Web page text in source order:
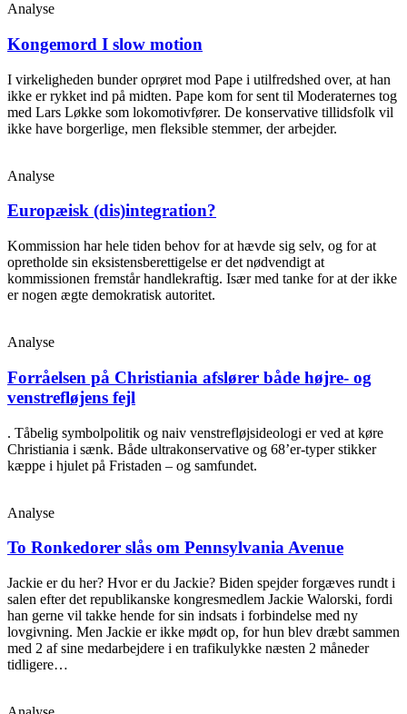
Analyse
Kongemord I slow motion
I virkeligheden bunder oprøret mod Pape i utilfredshed over, at han
ikke er rykket ind på midten. Pape kom for sent til Moderaternes tog
med Lars Løkke som lokomotivfører. De konservative tillidsfolk vil
ikke have borgerlige, men fleksible stemmer, der arbejder.
Analyse
Europæisk (dis)integration?
Kommission har hele tiden behov for at hævde sig selv, og for at
opretholde sin eksistensberettigelse er det nødvendigt at
kommissionen fremstår handlekraftig. Især med tanke for at der ikke
er nogen ægte demokratisk autoritet.
Analyse
Forråelsen på Christiania afslører både højre- og
venstrefløjens fejl
. Tåbelig symbolpolitik og naiv venstrefløjsideologi er ved at køre
Christiania i sænk. Både ultrakonservative og 68’er-typer stikker
kæppe i hjulet på Fristaden – og samfundet.
Analyse
To Ronkedorer slås om Pennsylvania Avenue
Jackie er du her? Hvor er du Jackie? Biden spejder forgæves rundt i
salen efter det republikanske kongresmedlem Jackie Walorski, fordi
han gerne vil takke hende for sin indsats i forbindelse med ny
lovgivning. Men Jackie er ikke mødt op, for hun blev dræbt sammen
med 2 af sine medarbejdere i en trafikulykke næsten 2 måneder
tidligere…